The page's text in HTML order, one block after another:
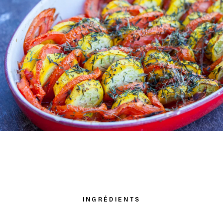
INGRÉDIENTS